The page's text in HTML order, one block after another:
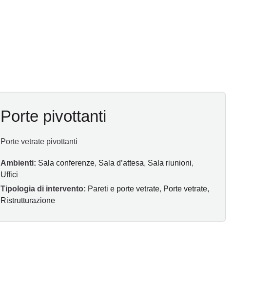
Porte pivottanti
Porte vetrate pivottanti
Ambienti: Sala conferenze, Sala d’attesa, Sala riunioni,
Uffici
Tipologia di intervento: Pareti e porte vetrate, Porte vetrate,
Ristrutturazione